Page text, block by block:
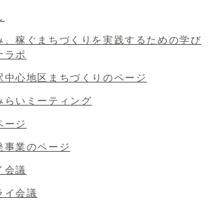
、稼ぐまちづくりを実践するための学び
ボ
中心地区まちづくりのページ
らいミーティング
ージ
事業のページ
会議
イ会議